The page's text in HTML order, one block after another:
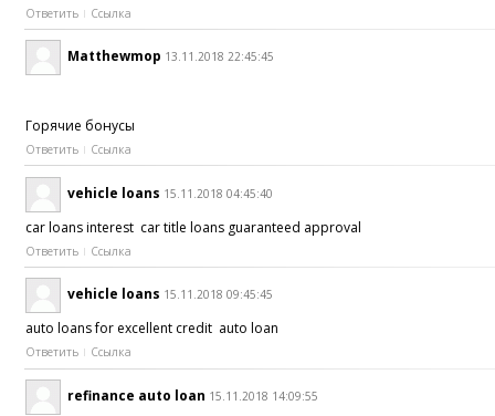
Ответить Ссылка
Matthewmop 13.11.2018 22:45:45
Горячие бонусы
Ответить Ссылка
vehicle loans 15.11.2018 04:45:40
car loans interest car title loans guaranteed approval
Ответить Ссылка
vehicle loans 15.11.2018 09:45:45
auto loans for excellent credit auto loan
Ответить Ссылка
refinance auto loan 15.11.2018 14:09:55